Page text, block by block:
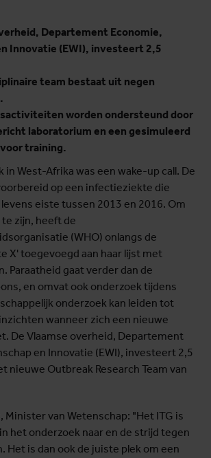
Departement Economie,
Innovatie (EWI), investeert 2,5
team bestaat uit negen
worden ondersteund door
laboratorium en een gesimuleerd
training.
in West-Afrika was een wake-up call. De
op een infectieziekte die
eiste tussen 2013 en 2016. Om
zijn, heeft de
(WHO) onlangs de
X' toegevoegd aan haar lijst met
Paraatheid gaat verder dan de
en omvat ook onderzoek tijdens
onderzoek kan leiden tot
wanneer zich een nieuwe
De Vlaamse overheid, Departement
en Innovatie (EWI), investeert 2,5
nieuwe Outbreak Research Team van
, Minister van Wetenschap: "Het ITG is
het onderzoek naar en de strijd tegen
Het is dan ook de juiste plek om een